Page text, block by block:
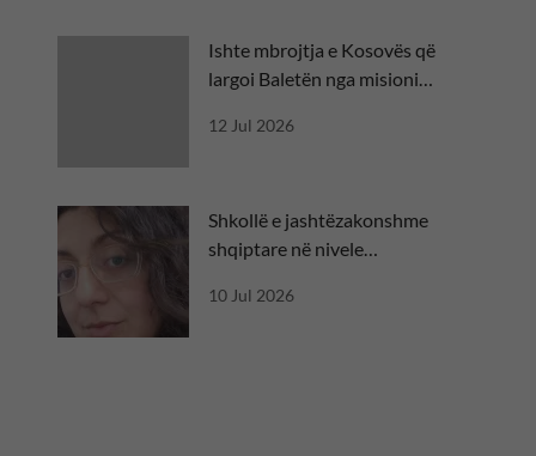
Ishte mbrojtja e Kosovës që
largoi Baletën nga misioni
12 Jul 2026
Shkollë e jashtëzakonshme
shqiptare në nivele
10 Jul 2026